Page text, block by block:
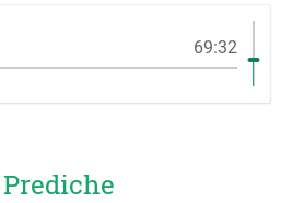
69:32
Prediche